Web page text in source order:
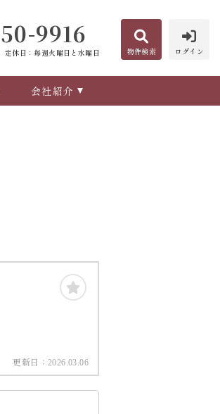
9916
定休日：毎週火曜日と水曜日 物件検索 ログイン
会社紹介
更新日： 2026.03.06